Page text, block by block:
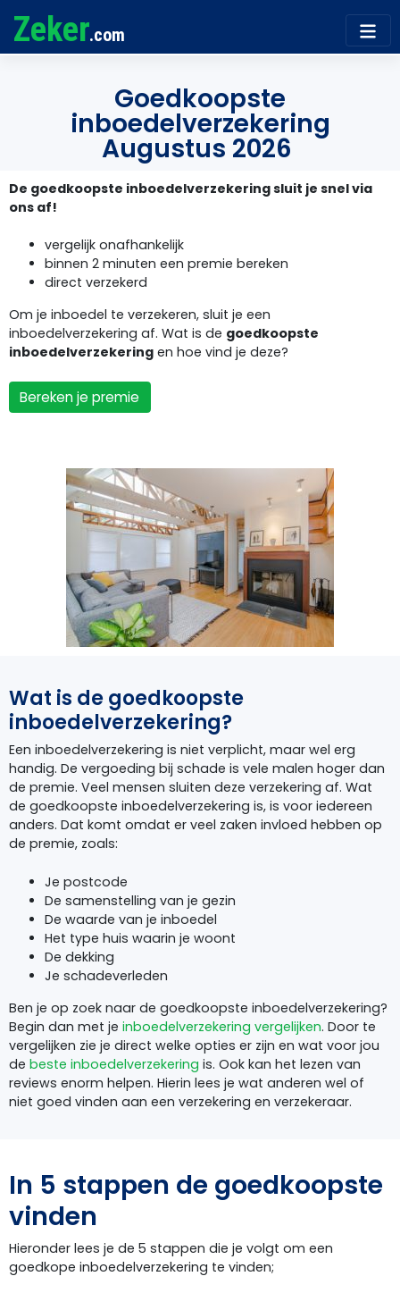
Zeker.com
Goedkoopste
inboedelverzekering
Augustus 2026
De goedkoopste inboedelverzekering sluit je snel via
ons af!
vergelijk onafhankelijk
binnen 2 minuten een premie bereken
direct verzekerd
Om je inboedel te verzekeren, sluit je een
inboedelverzekering af. Wat is de goedkoopste
inboedelverzekering en hoe vind je deze?
Bereken je premie
Wat is de goedkoopste
inboedelverzekering?
Een inboedelverzekering is niet verplicht, maar wel erg
handig. De vergoeding bij schade is vele malen hoger dan
de premie. Veel mensen sluiten deze verzekering af. Wat
de goedkoopste inboedelverzekering is, is voor iedereen
anders. Dat komt omdat er veel zaken invloed hebben op
de premie, zoals:
Je postcode
De samenstelling van je gezin
De waarde van je inboedel
Het type huis waarin je woont
De dekking
Je schadeverleden
Ben je op zoek naar de goedkoopste inboedelverzekering?
Begin dan met je inboedelverzekering vergelijken. Door te
vergelijken zie je direct welke opties er zijn en wat voor jou
de beste inboedelverzekering is. Ook kan het lezen van
reviews enorm helpen. Hierin lees je wat anderen wel of
niet goed vinden aan een verzekering en verzekeraar.
In 5 stappen de goedkoopste
vinden
Hieronder lees je de 5 stappen die je volgt om een
goedkope inboedelverzekering te vinden;